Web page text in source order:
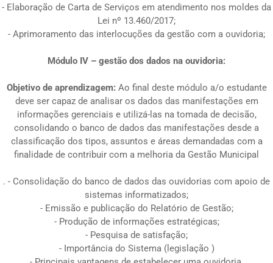
- Elaboração de Carta de Serviços em atendimento nos moldes da
Lei nº 13.460/2017;
- Aprimoramento das interlocuções da gestão com a ouvidoria;
Módulo IV – gestão dos dados na ouvidoria:
Objetivo de aprendizagem:Ao final deste módulo a/o estudante
deve ser capaz de analisar os dados das manifestações em
informações gerenciais e utilizá-las na tomada de decisão,
consolidando o banco de dados das manifestações desde a
classificação dos tipos, assuntos e áreas demandadas com a
finalidade de contribuir com a melhoria da Gestão Municipal
. - Consolidação do banco de dados das ouvidorias com apoio de
sistemas informatizados;
- Emissão e publicação do Relatório de Gestão;
- Produção de informações estratégicas;
- Pesquisa de satisfação;
- Importância do Sistema (legislação )